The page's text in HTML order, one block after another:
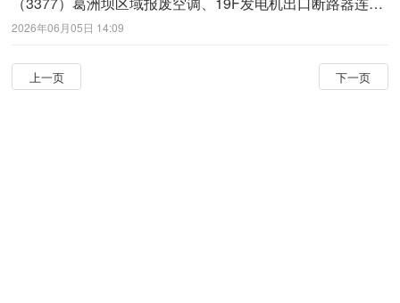
2026年06月05日 14:09
上一页 下一页